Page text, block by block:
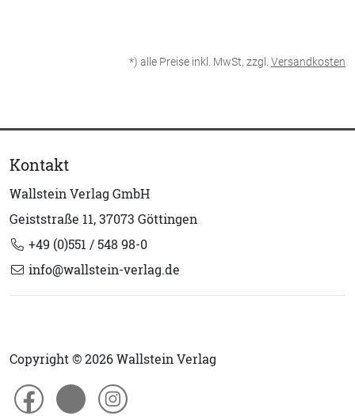
*) alle Preise inkl. MwSt, zzgl. Versandkosten
Kontakt
Wallstein Verlag GmbH
Geiststraße 11, 37073 Göttingen
+49 (0)551 / 548 98-0
info@wallstein-verlag.de
Copyright © 2026 Wallstein Verlag